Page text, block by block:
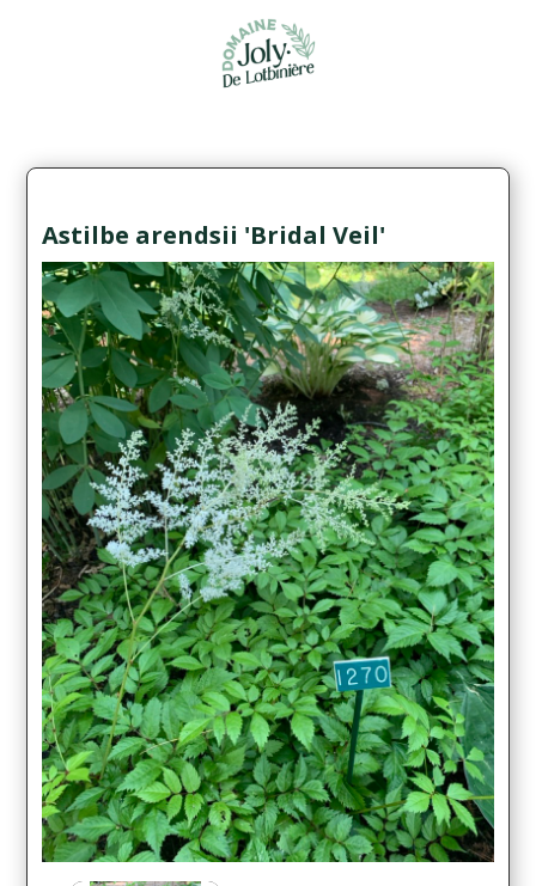
Astilbe arendsii 'Bridal Veil'